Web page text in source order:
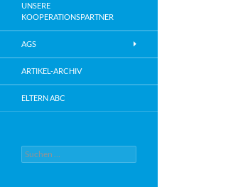
UNSERE
KOOPERATIONSPARTNER
AGS
ARTIKEL-ARCHIV
ELTERN ABC
Suche
nach: